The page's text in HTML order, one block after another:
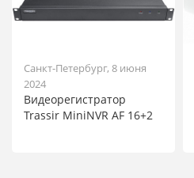
Санкт-Петербург, 8 июня
2024
Видеорегистратор
Trassir MiniNVR AF 16+2